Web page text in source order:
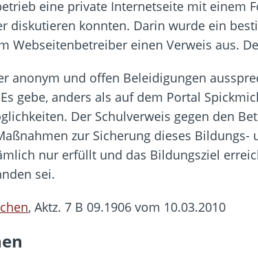
eine private Internetseite mit einem
diskutieren konnten. Darin wurde ein
Webseitenbetreiber einen Verweis aus.
anonym und offen Beleidigungen
gebe, anders als auf dem Portal
Der Schulverweis gegen den
zur Sicherung dieses
nur erfüllt und das Bildungsziel
sei.
, Aktz. 7 B 09.1906 vom 10.03.2010